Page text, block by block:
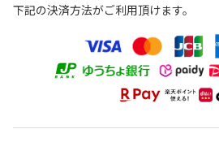
下記の決済方法がご利用頂けます。